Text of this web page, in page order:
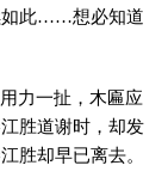
如此……想必知道
力一扯，木匾应
胜道谢时，却发
胜却早已离去。